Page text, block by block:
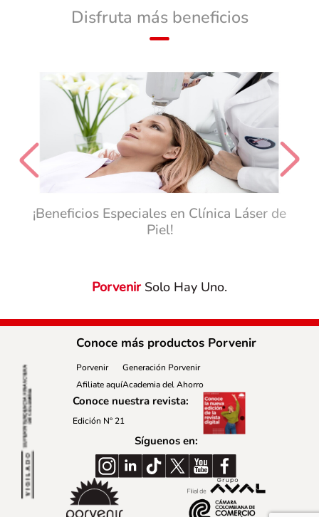
Disfruta más beneficios
¡Beneficios Especiales en Clínica Láser de
Piel!
PorvenirSolo Hay Uno.
Conoce más productos Porvenir
Porvenir
Afiliate aquí
Generación Porvenir
Academia del Ahorro
Síguenos en:
Conoce nuestra revista:
Edición Nº 21